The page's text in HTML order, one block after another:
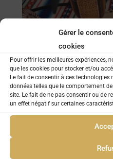
Gérer le
cookies
Pour offrir les meilleures expériences,
que les cookies pour stocker et/ou
Le fait de consentir à ces
données telles que le comportement
site. Le fait de ne pas consentir ou de
un effet négatif sur certaines